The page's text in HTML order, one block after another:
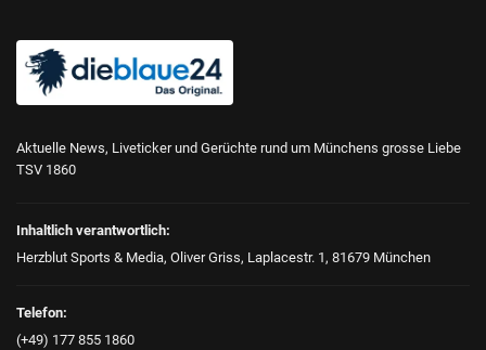
Aktuelle News, Liveticker und Gerüchte rund um Münchens grosse Liebe
TSV 1860
Inhaltlich verantwortlich:
Herzblut Sports & Media, Oliver Griss, Laplacestr. 1, 81679 München
Telefon:
(+49) 177 855 1860